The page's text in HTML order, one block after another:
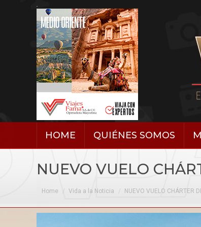
HOME QUIÉNES SOMOS
NUEVO VUELO
Home Vida a la Noticia NUEVO VUELO CHÁRTER